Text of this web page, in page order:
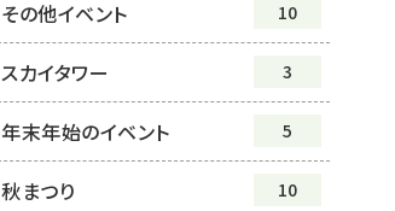
その他イベント 10
スカイタワー 3
年末年始のイベント 5
秋まつり 10